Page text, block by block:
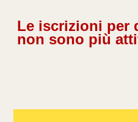
Le iscrizioni per
non sono più